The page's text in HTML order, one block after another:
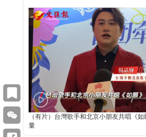
（有片）台灣歌手和北京小朋友共唱《
量